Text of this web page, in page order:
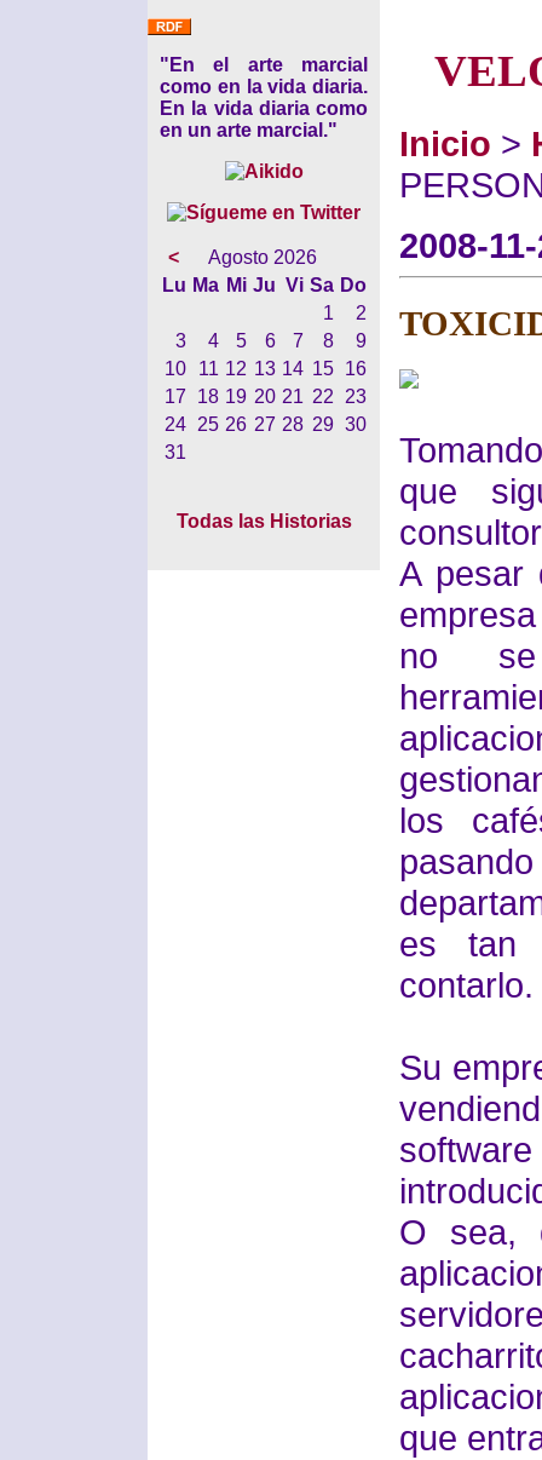
"En el arte marcial
como en la vida diaria.
En la vida diaria como
en un arte marcial."
<
Agosto 2026
Lu Ma Mi Ju Vi Sa Do
1
2
3
4 5 6 7 8
9
10
11 12 13 14 15
16
17
18 19 20 21 22
23
24
25 26 27 28 29 30
31
Todas las Historias
Inicio >
2008-
que
A pesar
no se
los
es tan
contarlo.
Su
O sea,
que